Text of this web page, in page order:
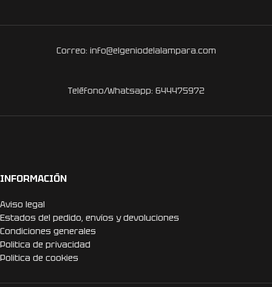
Correo: info@elgeniodelalampara.com
Teléfono/Whatsapp: 644475972
INFORMACIÓN
Aviso legal
Estados del pedido, envíos y devoluciones
Condiciones generales
Politica de privacidad
Politica de cookies